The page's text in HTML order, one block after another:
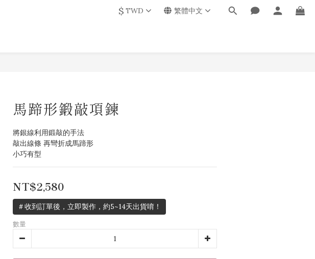
$ TWD 繁體中文
馬蹄形鍛敲項鍊
將銀線利用鍛敲的手法
敲出線條 再彎折成馬蹄形
小巧有型
NT$2,580
＃收到訂單後，立即製作，約5~14天出貨唷！
數量